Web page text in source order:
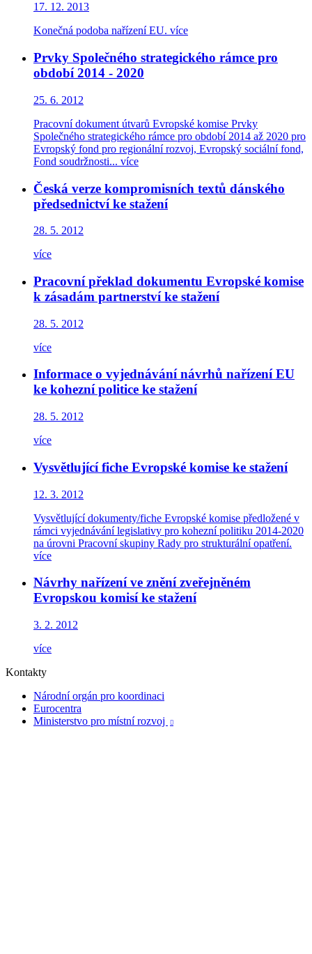
17. 12. 2013
Konečná podoba nařízení EU. více
Prvky Společného strategického rámce pro
období 2014 - 2020
25. 6. 2012
Pracovní dokument útvarů Evropské komise Prvky
Společného strategického rámce pro období 2014 až 2020 pro
Evropský fond pro regionální rozvoj, Evropský sociální fond,
Fond soudržnosti... více
Česká verze kompromisních textů dánského
předsednictví ke stažení
28. 5. 2012
více
Pracovní překlad dokumentu Evropské komise
k zásadám partnerství ke stažení
28. 5. 2012
více
Informace o vyjednávání návrhů nařízení EU
ke kohezní politice ke stažení
28. 5. 2012
více
Vysvětlující fiche Evropské komise ke stažení
12. 3. 2012
Vysvětlující dokumenty/fiche Evropské komise předložené v
rámci vyjednávání legislativy pro kohezní politiku 2014-2020
na úrovni Pracovní skupiny Rady pro strukturální opatření.
více
Návrhy nařízení ve znění zveřejněném
Evropskou komisí ke stažení
3. 2. 2012
více
Kontakty
Národní orgán pro koordinaci
Eurocentra
Ministerstvo pro místní rozvoj
